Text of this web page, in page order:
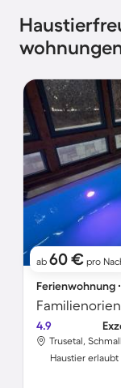
ab 60 € pro
Ferienwohnung
4.9
Trusetal,
Haustier erlaubt